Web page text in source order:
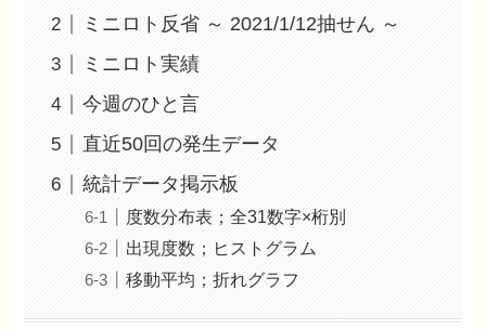
ミニロト反省 ～ 2021/1/12抽せん ～
ミニロト実績
今週のひと言
直近50回の発生データ
統計データ掲示板
度数分布表；全31数字×桁別
出現度数；ヒストグラム
移動平均；折れグラフ